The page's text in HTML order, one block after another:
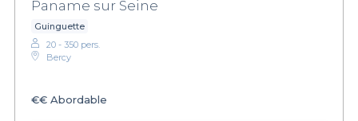
Paname sur Seine
Guinguette
20 - 350 pers.
Bercy
€€ Abordable